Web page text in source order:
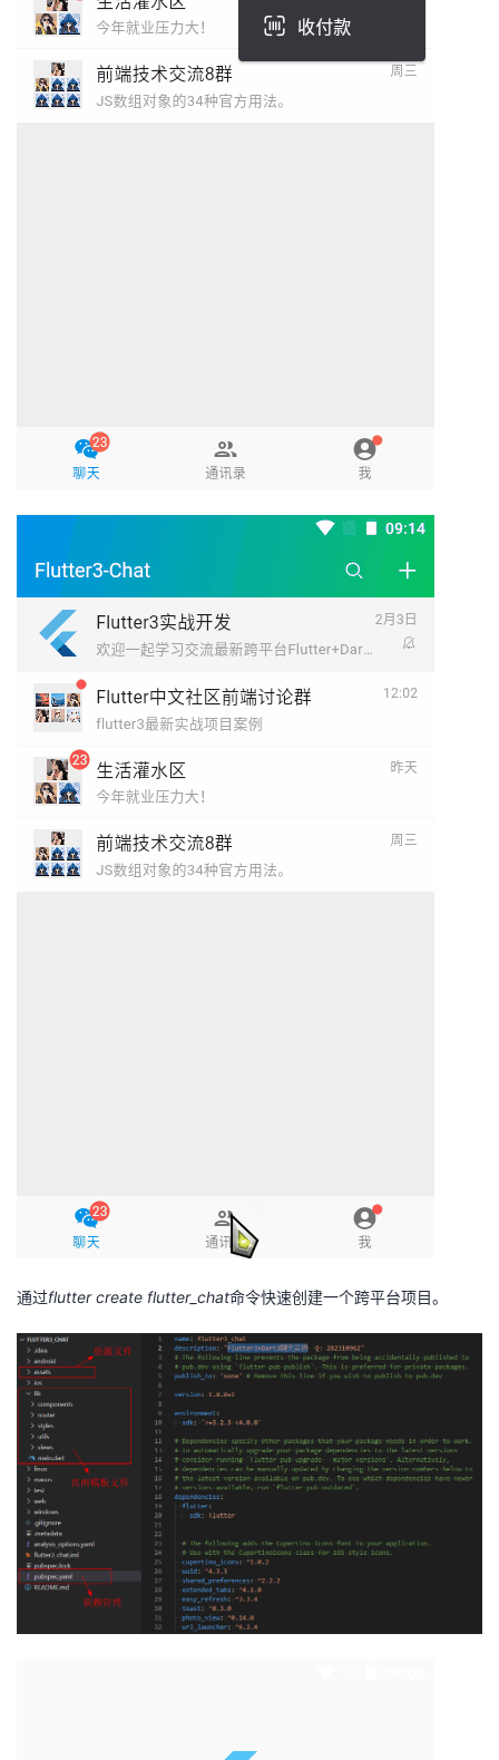
通过flutter create flutter_chat命令快速创建一个跨平台项目。